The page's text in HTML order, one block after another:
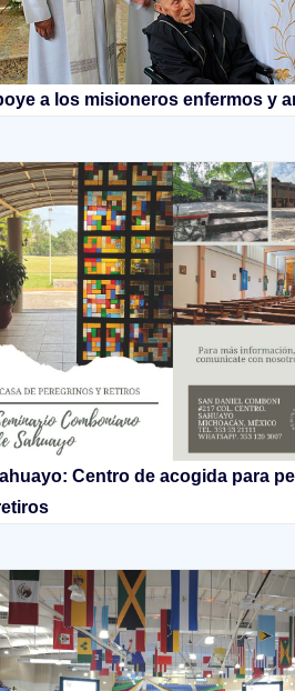
a los misioneros enfermos y
Centro de acogida para